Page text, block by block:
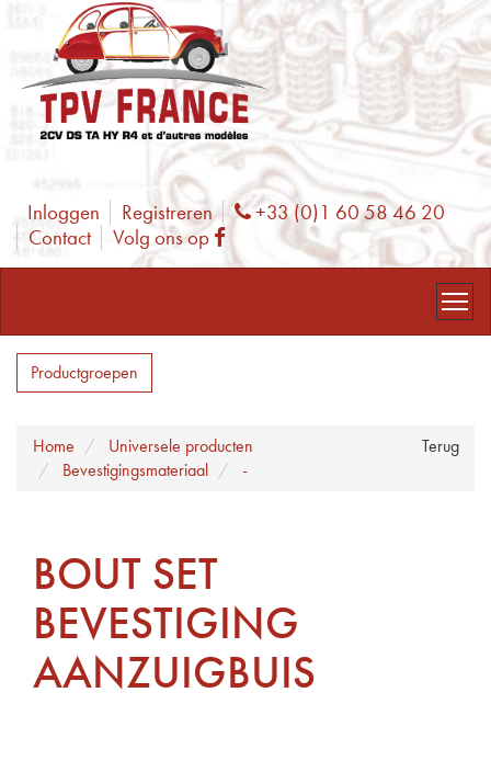
Inloggen Registreren Phone
+33 (0)1 60 58 46 20
Contact
Volg ons op Facebook
Productgroepen
Terug
Home
Universele producten
Bevestigingsmateriaal
-
BOUT SET
BEVESTIGING
AANZUIGBUIS